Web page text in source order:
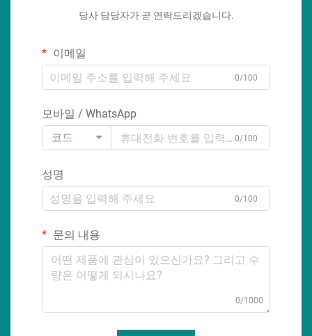
당사 담당자가 곧 연락드리겠습니다.
이메일
0/100
모바일 / WhatsApp
코드
0/100
성명
0/100
문의 내용
0/1000